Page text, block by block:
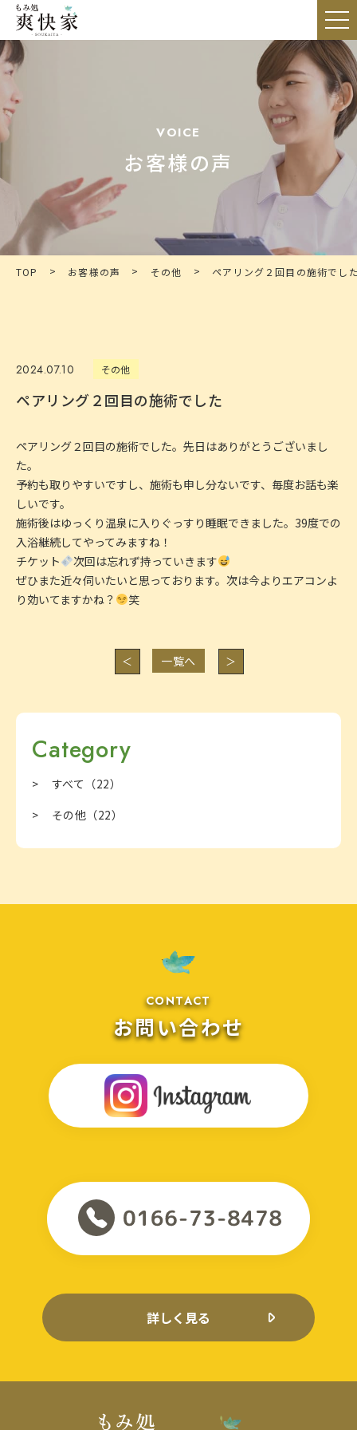
VOICE
お客様の声
TOP > お客様の声 > その他 > ペアリング２回目の施術でし
2024.07.10 その他
ペアリング２回目の施術でした
ペアリング２回目の施術でした。先日はありがとうございまし
た。
予約も取りやすいですし、施術も申し分ないです、毎度お話も楽
しいです。
施術後はゆっくり温泉に入りぐっすり睡眠できました。39度での
入浴継続してやってみますね！
チケット
次回は忘れず持っていきます
ぜひまた近々伺いたいと思っております。次は今よりエアコンよ
り効いてますかね？
笑
＜ 一覧へ ＞
Category
すべて （22）
その他 （22）
CONTACT
お問い合わせ
詳しく見る